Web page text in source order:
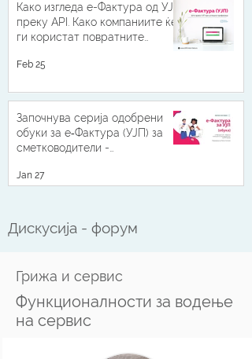
Како изгледа е-Фактура од УЈП
преку API. Како компаниите ќе
ги користат повратните
Feb 25
Започнува серија одобрени
обуки за е‑Фактура (УЈП) за
сметководители -
усовршеност со 3 КПУ поени
Jan 27
Дискусија - форум
Грижа и сервис
Функционалности за водење
на сервис